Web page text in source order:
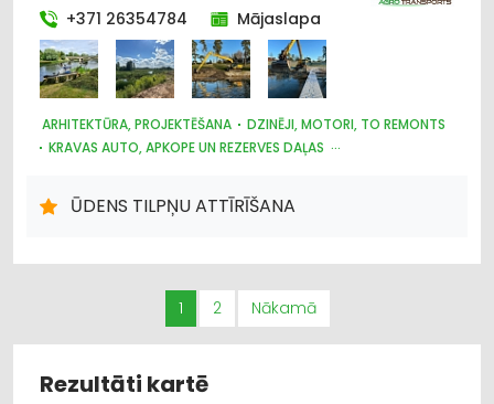
+371 26354784 Mājaslapa
ARHITEKTŪRA, PROJEKTĒŠANA
DZINĒJI, MOTORI, TO REMONTS
KRAVAS AUTO, APKOPE UN REZERVES DAĻAS
LABIEKĀRTOŠANA, APZAĻUMOŠANA
HIDRAULISKĀS UN PNEIMATISKĀS IERĪCES
AUTO REZERVES DAĻU TIRDZNIECĪBA
AUTO RIEPU SERVISS
LABOŠANA, REMONTS
ŪDENS TILPŅU ATTĪRĪŠANA
1 2 Nākamā
Rezultāti kartē